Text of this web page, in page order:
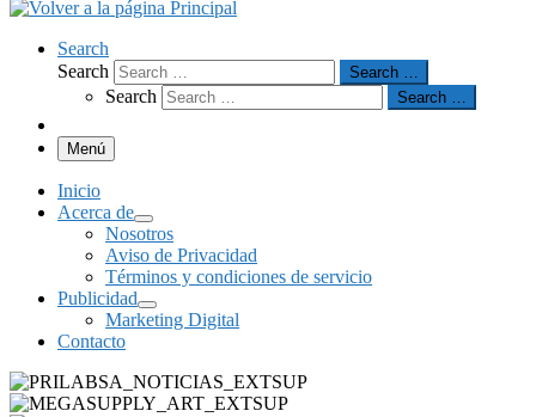
Search
Search
Search …
Search Search …
Menú
Inicio
Acerca de
Nosotros
Aviso de Privacidad
Términos y condiciones de servicio
Publicidad
Marketing Digital
Contacto